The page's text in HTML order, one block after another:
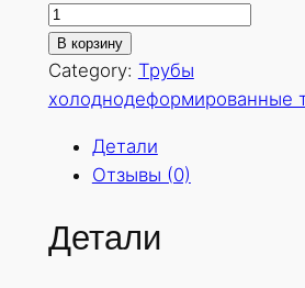
К
о
л
и
в
В корзину
Category: Трубы
холоднодеформированные
Детали
Отзывы (0)
Детали